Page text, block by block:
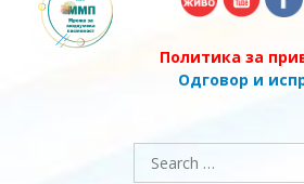
Политика за
Одговор и
Search
for: